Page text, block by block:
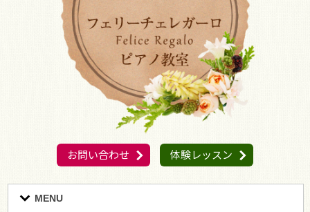
お問い合わせ 体験レッスン
MENU